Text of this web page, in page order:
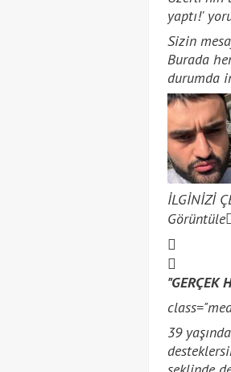
yaptı!'
Sizin
Burada
durumda
İLGİNİZİ
Görüntüle
"GERÇEK
39